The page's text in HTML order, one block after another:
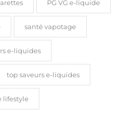
PG VG e-liquide
santé vapotage
e-liquides
top saveurs e-liquides
lifestyle